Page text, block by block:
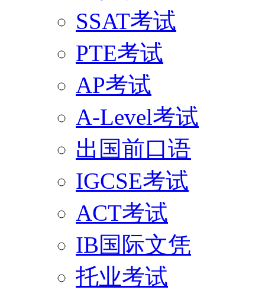
SSAT考试
PTE考试
AP考试
A-Level考试
出国前口语
IGCSE考试
ACT考试
IB国际文凭
托业考试